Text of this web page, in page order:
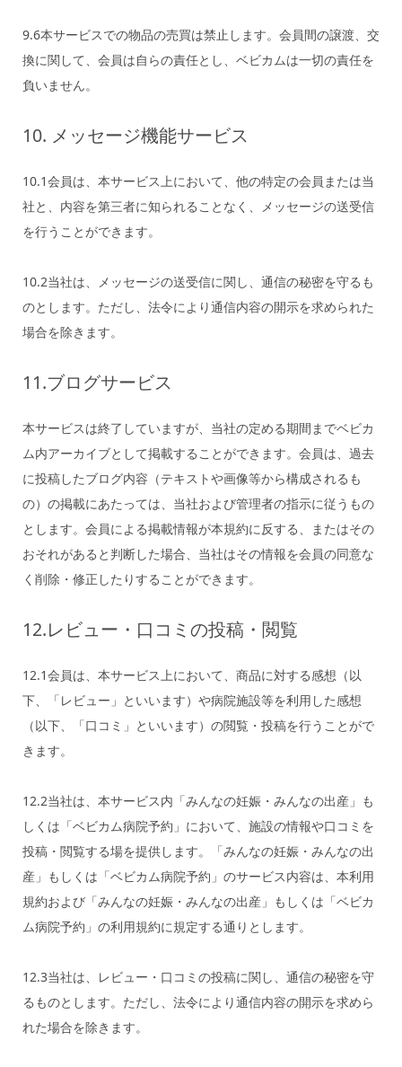
9.6本サービスでの物品の売買は禁止します。会員間の譲渡、交
換に関して、会員は自らの責任とし、ベビカムは一切の責任を
負いません。
10. メッセージ機能サービス
10.1会員は、本サービス上において、他の特定の会員または当
社と、内容を第三者に知られることなく、メッセージの送受信
を行うことができます。
10.2当社は、メッセージの送受信に関し、通信の秘密を守るも
のとします。ただし、法令により通信内容の開示を求められた
場合を除きます。
11.ブログサービス
本サービスは終了していますが、当社の定める期間までベビカ
ム内アーカイブとして掲載することができます。会員は、過去
に投稿したブログ内容（テキストや画像等から構成されるも
の）の掲載にあたっては、当社および管理者の指示に従うもの
とします。会員による掲載情報が本規約に反する、またはその
おそれがあると判断した場合、当社はその情報を会員の同意な
く削除・修正したりすることができます。
12.レビュー・口コミの投稿・閲覧
12.1会員は、本サービス上において、商品に対する感想（以
下、「レビュー」といいます）や病院施設等を利用した感想
（以下、「口コミ」といいます）の閲覧・投稿を行うことがで
きます。
12.2当社は、本サービス内「みんなの妊娠・みんなの出産」も
しくは「ベビカム病院予約」において、施設の情報や口コミを
投稿・閲覧する場を提供します。「みんなの妊娠・みんなの出
産」もしくは「ベビカム病院予約」のサービス内容は、本利用
規約および「みんなの妊娠・みんなの出産」もしくは「ベビカ
ム病院予約」の利用規約に規定する通りとします。
12.3当社は、レビュー・口コミの投稿に関し、通信の秘密を守
るものとします。ただし、法令により通信内容の開示を求めら
れた場合を除きます。